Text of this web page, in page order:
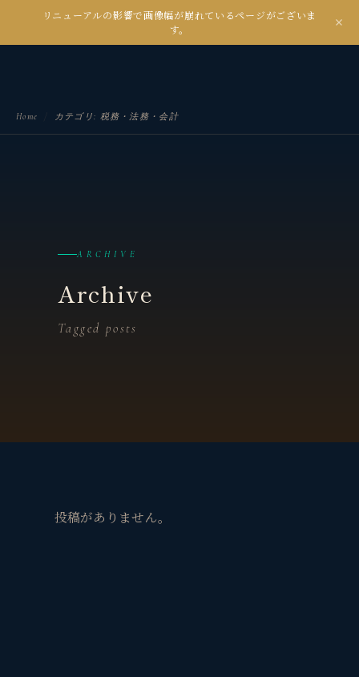
リニューアルの影響で画像幅が崩れているページがございま
す。
kanseian
Home カテゴリ: 税務・法務・会計
ARCHIVE
Archive
Tagged posts
投稿がありません。